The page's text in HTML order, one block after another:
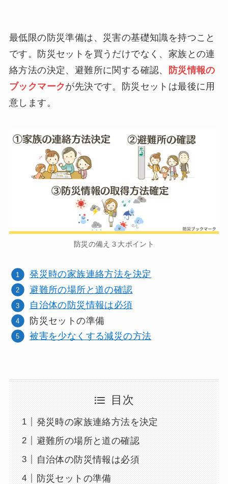
最低限の防災準備は、災害の基礎知識を持つこと
です。防災セットを買うだけでなく、家族との連
絡方法の決定、避難所に関する確認、
防災情報の
ブックマークが先決です。防災セットは最後に用
意します。
防災の備え３大ポイント
発災時の家族連絡方法を決定
避難所の場所と道の確認
自治体の防災情報は必須
防災セットの準備
被害を少なくする減災の方法
目次
発災時の家族連絡方法を決定
避難所の場所と道の確認
自治体の防災情報は必須
防災セットの準備